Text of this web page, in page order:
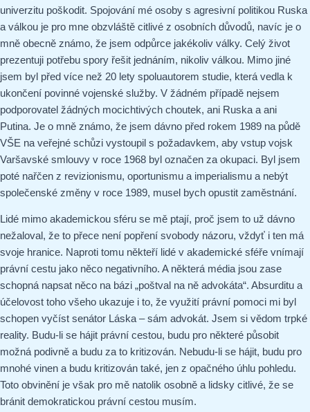
univerzitu poškodit. Spojování mé osoby s agresivní politikou Ruska
a válkou je pro mne obzvláště citlivé z osobních důvodů, navíc je o
mně obecně známo, že jsem odpůrce jakékoliv války. Celý život
prezentuji potřebu spory řešit jednáním, nikoliv válkou. Mimo jiné
jsem byl před více než 20 lety spoluautorem studie, která vedla k
ukončení povinné vojenské služby. V žádném případě nejsem
podporovatel žádných mocichtivých choutek, ani Ruska a ani
Putina. Je o mně známo, že jsem dávno před rokem 1989 na půdě
VŠE na veřejné schůzi vystoupil s požadavkem, aby vstup vojsk
Varšavské smlouvy v roce 1968 byl označen za okupaci. Byl jsem
poté nařčen z revizionismu, oportunismu a imperialismu a nebýt
společenské změny v roce 1989, musel bych opustit zaměstnání.
Lidé mimo akademickou sféru se mě ptají, proč jsem to už dávno
nežaloval, že to přece není popření svobody názoru, vždyť i ten má
svoje hranice. Naproti tomu někteří lidé v akademické sféře vnímají
právní cestu jako něco negativního. A některá média jsou zase
schopná napsat něco na bázi „poštval na ně advokáta“. Absurditu a
účelovost toho všeho ukazuje i to, že využití právní pomoci mi byl
schopen vyčíst senátor Láska – sám advokát. Jsem si vědom trpké
reality. Budu-li se hájit právní cestou, budu pro některé působit
možná podivně a budu za to kritizován. Nebudu-li se hájit, budu pro
mnohé vinen a budu kritizován také, jen z opačného úhlu pohledu.
Toto obvinění je však pro mě natolik osobně a lidsky citlivé, že se
bránit demokratickou právní cestou musím.